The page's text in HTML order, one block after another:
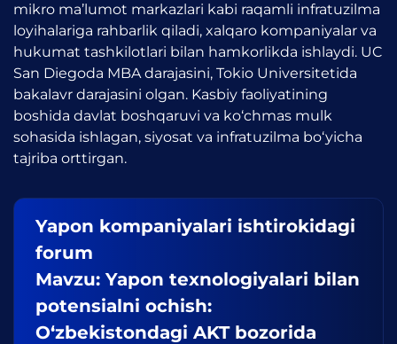
mikro ma’lumot markazlari kabi raqamli infratuzilma
loyihalariga rahbarlik qiladi, xalqaro kompaniyalar va
hukumat tashkilotlari bilan hamkorlikda ishlaydi. UC
San Diegoda MBA darajasini, Tokio Universitetida
bakalavr darajasini olgan. Kasbiy faoliyatining
boshida davlat boshqaruvi va ko‘chmas mulk
sohasida ishlagan, siyosat va infratuzilma bo‘yicha
tajriba orttirgan.
Yapon kompaniyalari ishtirokidagi
forum
Mavzu: Yapon texnologiyalari bilan
potensialni ochish:
O‘zbekistondagi AKT bozorida